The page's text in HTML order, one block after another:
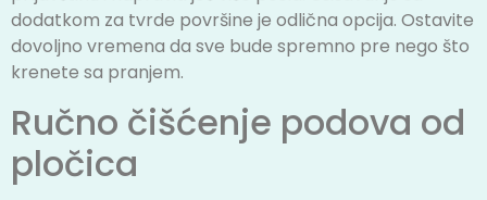
dodatkom za tvrde površine je odlična opcija. Ostavite
dovoljno vremena da sve bude spremno pre nego što
krenete sa pranjem.
Ručno čišćenje podova od
pločica